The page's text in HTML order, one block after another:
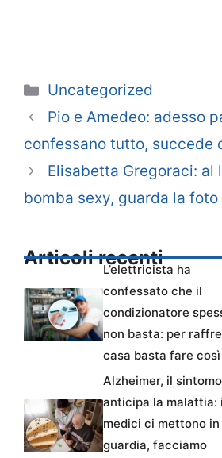
Categorie
Uncategorized
Pio e Amedeo: adesso
confessano tutto, succede
Elisabetta Gregoraci: al
bomba sexy, guarda la
Articoli recenti
L’elettricista ha
confessato che il
condizionatore
non basta: per
casa basta fare così
Alzheimer, il
anticipa la malattia: i
medici ci mettono in
guardia, facciamo